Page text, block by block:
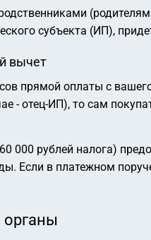
субъекта (ИП),
вычет
прямой оплаты с
- отец-ИП), то сам
000 рублей налога)
Если в платежном
органы